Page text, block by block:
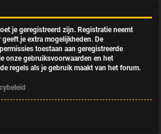
je geregistreerd zijn. Registratie neemt
je extra mogelijkheden. De
toestaan aan geregistreerde
onze gebruiksvoorwaarden en het
regels als je gebruik maakt van het forum.